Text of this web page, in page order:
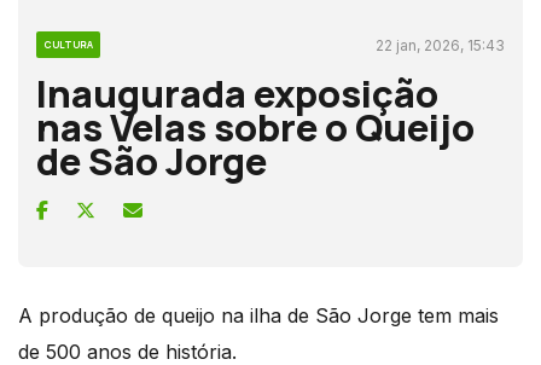
CULTURA 22 jan, 2026, 15:43
Inaugurada exposição
nas Velas sobre o Queijo
de São Jorge
A produção de queijo na ilha de São Jorge tem mais
de 500 anos de história.